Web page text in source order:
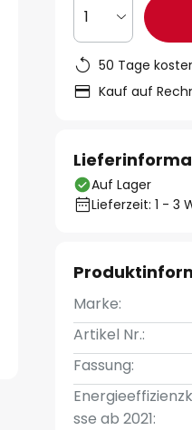
1
50 Tage
Kauf auf
Auf Lager
Lieferzeit: 1 - 3
Marke:
Artikel Nr.:
Fassung:
sse ab 2021: